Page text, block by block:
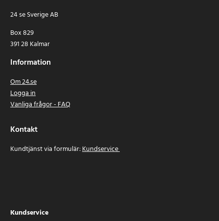
24 se Sverige AB
Box 829
391 28 Kalmar
Information
Om 24.se
Logga in
Vanliga frågor - FAQ
Kontakt
Kundtjänst via formulär:Kundservice
Kundservice